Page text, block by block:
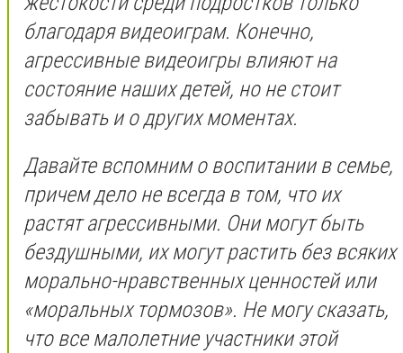
благодаря видеоиграм. Конечно,
агрессивные видеоигры влияют на
состояние наших детей, но не стоит
забывать и о других моментах.
Давайте вспомним о воспитании в семье,
причем дело не всегда в том, что их
растят агрессивными. Они могут быть
бездушными, их могут растить без всяких
морально-нравственных ценностей или
«моральных тормозов». Не могу сказать,
что все малолетние участники этой